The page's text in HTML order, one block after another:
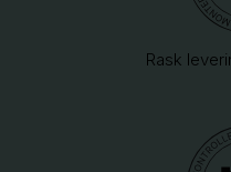
Rask